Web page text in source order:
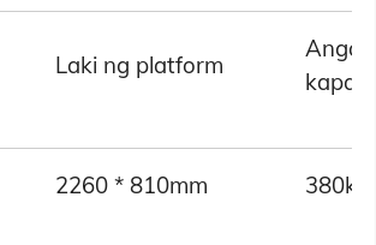
Laki ng platform
2260 * 810mm 380kg